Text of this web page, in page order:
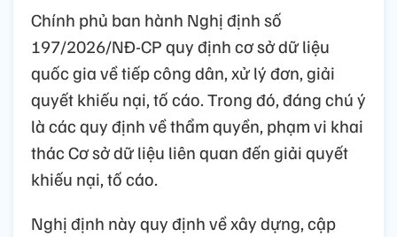
Chính phủ ban hành Nghị định số
197/2026/NĐ-CP quy định cơ sở dữ liệu
quốc gia về tiếp công dân, xử lý đơn, giải
quyết khiếu nại, tố cáo. Trong đó, đáng chú ý
là các quy định về thẩm quyền, phạm vi khai
thác Cơ sở dữ liệu liên quan đến giải quyết
khiếu nại, tố cáo.
Nghị định này quy định về xây dựng, cập